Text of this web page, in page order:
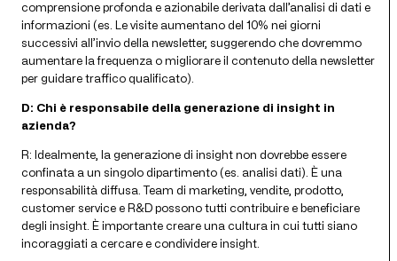
comprensione profonda e azionabile derivata dall’analisi di dati e
informazioni (es. Le visite aumentano del 10% nei giorni
successivi all’invio della newsletter, suggerendo che dovremmo
aumentare la frequenza o migliorare il contenuto della newsletter
per guidare traffico qualificato).
D: Chi è responsabile della generazione di insight in
azienda?
R: Idealmente, la generazione di insight non dovrebbe essere
confinata a un singolo dipartimento (es. analisi dati). È una
responsabilità diffusa. Team di marketing, vendite, prodotto,
customer service e R&D possono tutti contribuire e beneficiare
degli insight. È importante creare una cultura in cui tutti siano
incoraggiati a cercare e condividere insight.